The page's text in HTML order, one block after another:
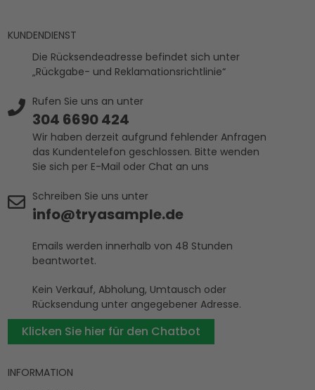
KUNDENDIENST
Die Rücksendeadresse befindet sich unter
„Rückgabe- und Reklamationsrichtlinie“
Rufen Sie uns an unter
304 6690 424
Wir haben derzeit aufgrund fehlender Anfragen
das Kundentelefon geschlossen. Bitte wenden
Sie sich per E-Mail oder Chat an uns
Schreiben Sie uns unter
info@tryasample.de
Emails werden innerhalb von 48 Stunden
beantwortet.
Kein Verkauf, Abholung, Umtausch oder
Rücksendung unter angegebener Adresse.
Klicken Sie hier für den Chatbot
INFORMATION